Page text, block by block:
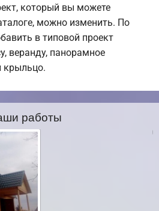
который вы можете
можно изменить. По
в типовой проект
веранду, панорамное
крыльцо.
работы